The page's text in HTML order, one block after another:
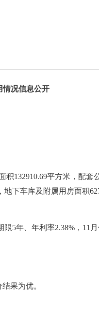
情况信息公开
积132910.69平方米，配套
下车库及附属用房面积
限5年 年利率2.38% ， 11
果为优。